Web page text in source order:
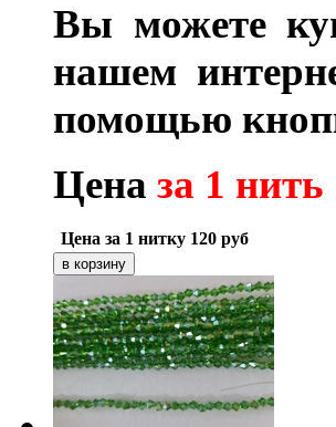
Вы можете
нашем
помощью
Цена за 1 нить
Цена за 1 нитку 120 руб